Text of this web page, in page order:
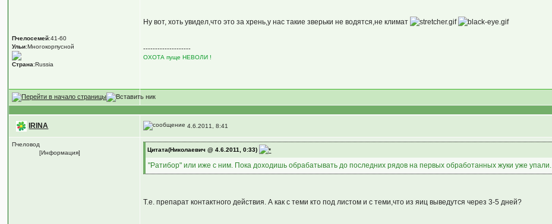
Пчелосемей:41-60
Ульи:Многокорпусной
Страна:Russia
Ну вот, хоть увидел,что это за хрень,у нас такие зверьки не водятся,не климат
--------------------
ОХОТА пуще НЕВОЛИ !
IRINA 4.6.2011, 8:41
Пчеловод
[Информация]
Цитата(Николаевич @ 4.6.2011, 0:33)
"Ратибор" или иже с ним. Пока доходишь обрабатывать до последних рядов на первых обработанных жуки уже упали.
Т.е. препарат контактного действия. А как с теми кто под листом и с теми,что из яиц выведутся через 3-5 дней?